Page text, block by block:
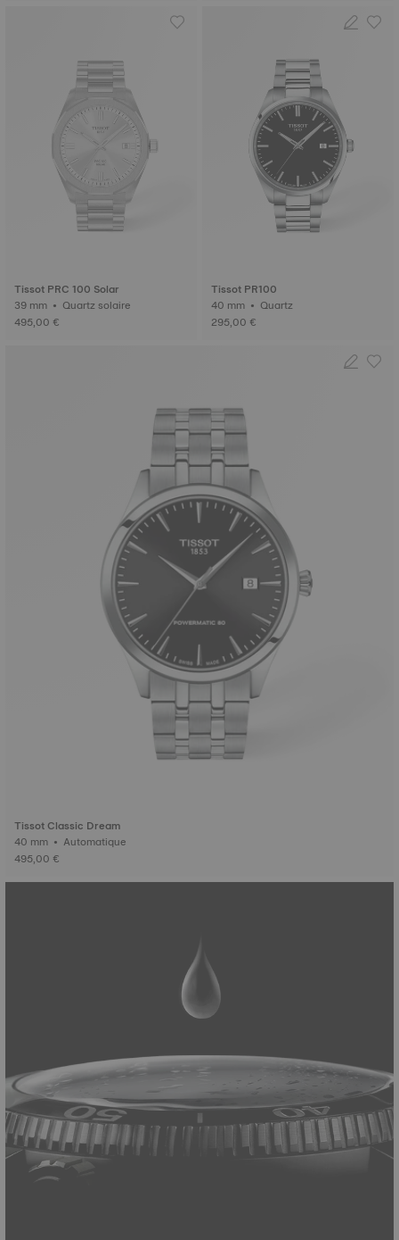
Tissot PRC 100 Solar
39 mm • Quartz solaire
495,00 €
Tissot PR100
40 mm • Quartz
295,00 €
Tissot Classic Dream
40 mm • Automatique
495,00 €